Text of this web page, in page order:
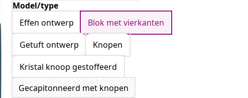
Model/type
Effen ontwerp
Blok met vierkanten
Getuft ontwerp
Knopen
Kristal knoop gestoffeerd
Gecapitonneerd met knopen